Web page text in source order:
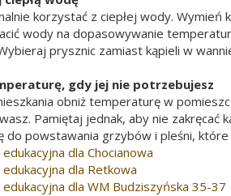
korzystać z ciepłej wody.
wody na dopasowywanie
prysznic zamiast kąpieli w
gdy jej nie potrzebujesz
obniż temperaturę w
Pamiętaj jednak, aby nie
do powstawania grzybów i pleśni,
dla Chocianowa
dla Retkowa
dla WM Budziszyńska 35-37